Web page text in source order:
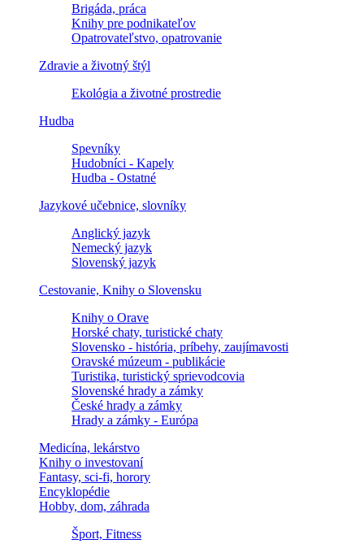
Brigáda, práca
Knihy pre podnikateľov
Opatrovateľstvo, opatrovanie
Zdravie a životný štýl
Ekológia a životné prostredie
Hudba
Spevníky
Hudobníci - Kapely
Hudba - Ostatné
Jazykové učebnice, slovníky
Anglický jazyk
Nemecký jazyk
Slovenský jazyk
Cestovanie, Knihy o Slovensku
Knihy o Orave
Horské chaty, turistické chaty
Slovensko - história, príbehy, zaujímavosti
Oravské múzeum - publikácie
Turistika, turistický sprievodcovia
Slovenské hrady a zámky
České hrady a zámky
Hrady a zámky - Európa
Medicína, lekárstvo
Knihy o investovaní
Fantasy, sci-fi, horory
Encyklopédie
Hobby, dom, záhrada
Šport, Fitness